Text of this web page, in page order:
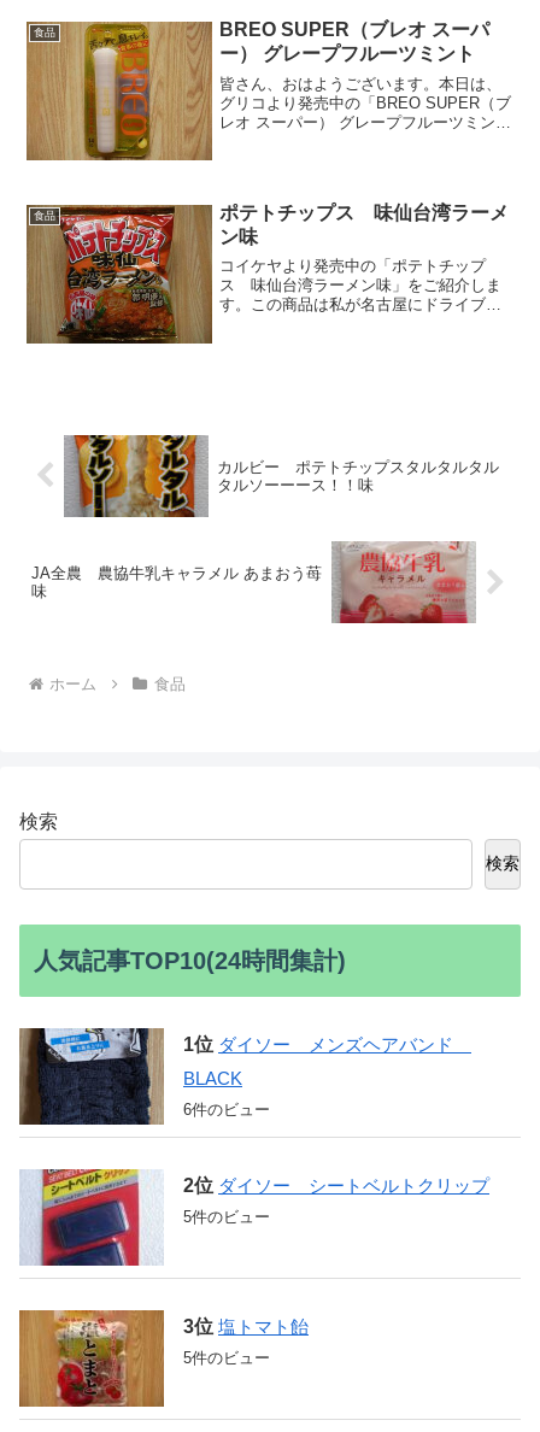
で２４個入っていました。大...
食品
BREO SUPER（ブレオ スーパ
ー） グレープフルーツミント
皆さん、おはようございます。本日は、
グリコより発売中の「BREO SUPER（ブ
レオ スーパー） グレープフルーツミン
食品
ポテトチップス 味仙台湾ラーメ
ン味
コイケヤより発売中の「ポテトチップ
ス 味仙台湾ラーメン味」をご紹介しま
す。この商品は私が名古屋にドライブに
カルビー ポテトチップスタルタルタル
タルソーーース！！味
JA全農 農協牛乳キャラメル あまおう苺
味
ホーム 食品
検索
検索
人気記事TOP10(24時間集計)
ダイソー メンズヘアバンド
BLACK
6件のビュー
ダイソー シートベルトクリップ
5件のビュー
塩トマト飴
5件のビュー